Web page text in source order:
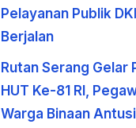
Pelayanan Publik
Berjalan
Rutan Serang Gelar
HUT Ke-81 RI,
Warga Binaan